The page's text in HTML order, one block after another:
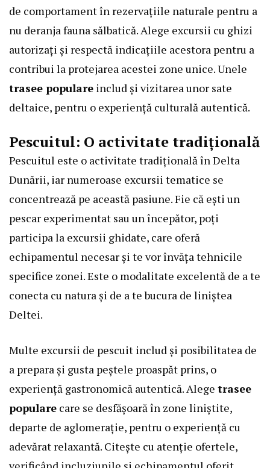
de comportament în rezervațiile naturale pentru a
nu deranja fauna sălbatică. Alege excursii cu ghizi
autorizați și respectă indicațiile acestora pentru a
contribui la protejarea acestei zone unice. Unele
trasee populare includ și vizitarea unor sate
deltaice, pentru o experiență culturală autentică.
Pescuitul: O activitate tradițională
Pescuitul este o activitate tradițională în Delta
Dunării, iar numeroase excursii tematice se
concentrează pe această pasiune. Fie că ești un
pescar experimentat sau un începător, poți
participa la excursii ghidate, care oferă
echipamentul necesar și te vor învăța tehnicile
specifice zonei. Este o modalitate excelentă de a te
conecta cu natura și de a te bucura de liniștea
Deltei.
Multe excursii de pescuit includ și posibilitatea de
a prepara și gusta peștele proaspăt prins, o
experiență gastronomică autentică. Alege trasee
populare care se desfășoară în zone liniștite,
departe de aglomerație, pentru o experiență cu
adevărat relaxantă. Citește cu atenție ofertele,